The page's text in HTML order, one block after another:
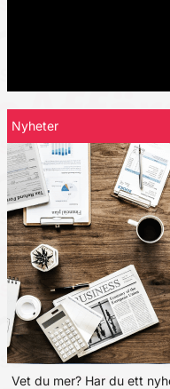
Nyheter
Vet du mer? Har du ett